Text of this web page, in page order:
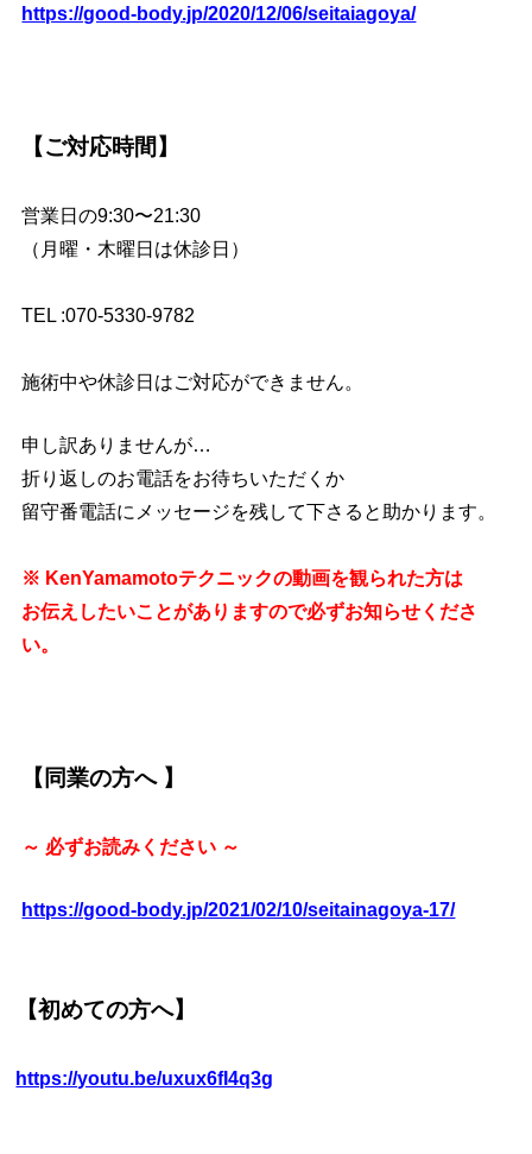
https://good-body.jp/2020/12/06/seitaiagoya/
【ご対応時間】
営業日の9:30〜21:30
（月曜・木曜日は休診日）
TEL :070-5330-9782
施術中や休診日はご対応ができません。
申し訳ありませんが…
折り返しのお電話をお待ちいただくか
留守番電話にメッセージを残して下さると助かります。
※ KenYamamotoテクニックの動画を観られた方は
お伝えしたいことがありますので必ずお知らせくださ
い。
【同業の方へ 】
～ 必ずお読みください ～
https://good-body.jp/2021/02/10/seitainagoya-17/
【初めての方へ】
https://youtu.be/uxux6fI4q3g